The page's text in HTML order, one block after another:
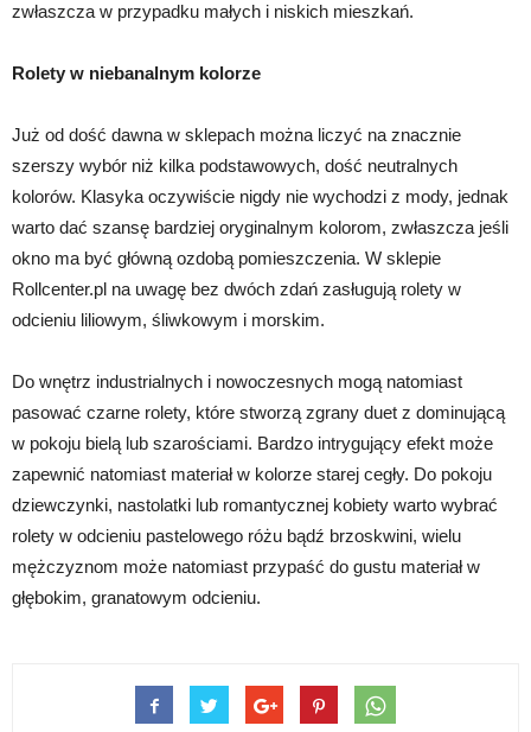
zwłaszcza w przypadku małych i niskich mieszkań.
Rolety w niebanalnym kolorze
Już od dość dawna w sklepach można liczyć na znacznie
szerszy wybór niż kilka podstawowych, dość neutralnych
kolorów. Klasyka oczywiście nigdy nie wychodzi z mody, jednak
warto dać szansę bardziej oryginalnym kolorom, zwłaszcza jeśli
okno ma być główną ozdobą pomieszczenia. W sklepie
Rollcenter.pl na uwagę bez dwóch zdań zasługują rolety w
odcieniu liliowym, śliwkowym i morskim.
Do wnętrz industrialnych i nowoczesnych mogą natomiast
pasować czarne rolety, które stworzą zgrany duet z dominującą
w pokoju bielą lub szarościami. Bardzo intrygujący efekt może
zapewnić natomiast materiał w kolorze starej cegły. Do pokoju
dziewczynki, nastolatki lub romantycznej kobiety warto wybrać
rolety w odcieniu pastelowego różu bądź brzoskwini, wielu
mężczyznom może natomiast przypaść do gustu materiał w
głębokim, granatowym odcieniu.